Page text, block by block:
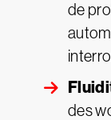
de
des